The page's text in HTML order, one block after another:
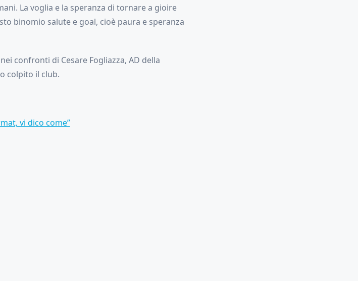
La voglia e la speranza di tornare a gioire
binomio salute e goal, cioè paura e speranza
confronti di Cesare Fogliazza, AD della
colpito il club.
vi dico come”